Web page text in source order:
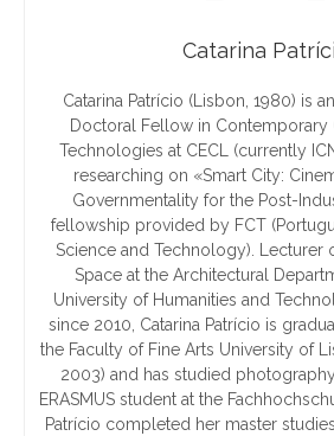
Catarina
Catarina Patrício (Lisbon, 1980) is
Doctoral Fellow in Contemporary
Technologies at CECL (currently
researching on «Smart City:
Governmentality for the Post-
fellowship provided by FCT
Science and Technology).
Space at the Architectural
University of Humanities and
since 2010, Catarina Patrício is
the Faculty of Fine Arts University of
2003) and has studied
ERASMUS student at the
Patrício completed her master